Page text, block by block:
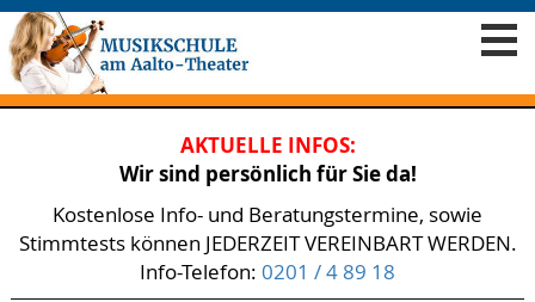
AKTUELLE INFOS:
Wir sind persönlich für Sie da!
Kostenlose Info- und Beratungstermine, sowie
Stimmtests können JEDERZEIT VEREINBART WERDEN.
Info-Telefon: 0201 / 4 89 18